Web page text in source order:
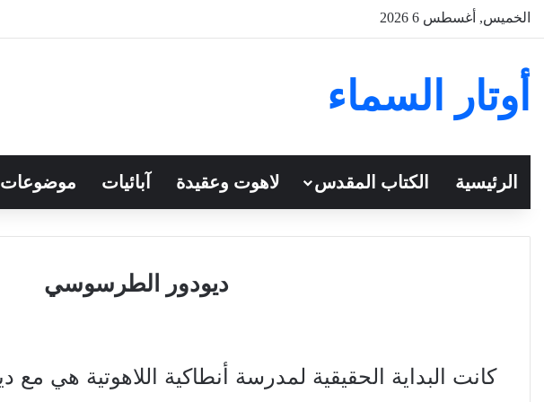
الخميس, أغسطس 6 2026
أوتار السماء
الرئيسية الكتاب المقدس لاهوت وعقيدة آبائيات موضوعات
ديودور الطرسوسي
كانت البداية الحقيقية لمدرسة أنطاكية اللاهوتية هي